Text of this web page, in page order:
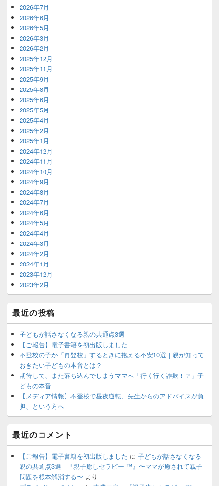
2026年7月
2026年6月
2026年5月
2026年3月
2026年2月
2025年12月
2025年11月
2025年9月
2025年8月
2025年6月
2025年5月
2025年4月
2025年2月
2025年1月
2024年12月
2024年11月
2024年10月
2024年9月
2024年8月
2024年7月
2024年6月
2024年5月
2024年4月
2024年3月
2024年2月
2024年1月
2023年12月
2023年2月
最近の投稿
子どもが話さなくなる親の共通点3選
【ご報告】電子書籍を初出版しました
不登校の子が「再登校」するときに抱える不安10選｜親が知って
おきたい子どもの本音とは？
期待して、また落ち込んでしまうママへ「行く行く詐欺！？」子
どもの本音
【メディア情報】不登校で昼夜逆転、先生からのアドバイスが負
担、という方へ
最近のコメント
【ご報告】電子書籍を初出版しました に 子どもが話さなくなる
親の共通点3選 - 『親子癒しセラピー ™️』〜ママが癒されて親子
問題を根本解消する〜 より